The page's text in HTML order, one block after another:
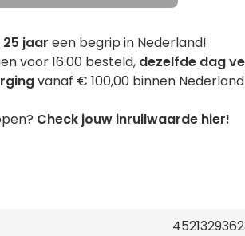
25 jaar een begrip in Nederland!
voor 16:00 besteld, dezelfde dag
vanaf € 100,00 binnen Nederland
Check jouw inruilwaarde hier!